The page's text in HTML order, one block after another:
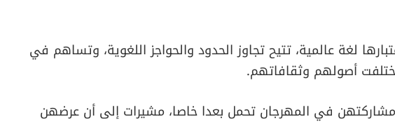
لغة عالمية، تتيح تجاوز الحدود والحواجز اللغوية، وتساهم في
أصولهم وثقافاتهم.
في المهرجان تحمل بعدا خاصا، مشيرات إلى أن عرضهن